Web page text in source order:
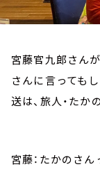
宮藤官九郎さん
さんに言っても
送は、旅人・たか
宮藤：たかのさ